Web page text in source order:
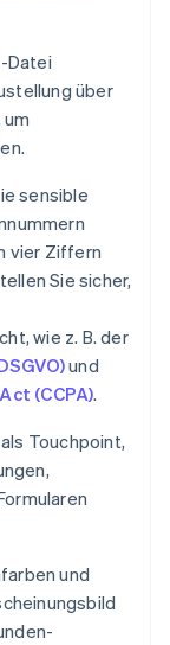
Datei
über
sensible
vier Ziffern
Sie sicher,
wie z. B. der
und
(CCPA).
Touchpoint,
und